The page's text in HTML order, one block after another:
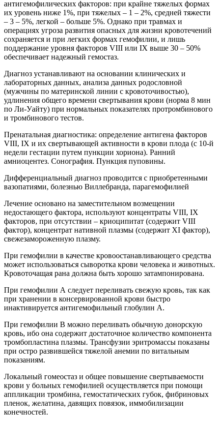
антигемофилических факторов: при крайне тяжелых формах
их уровень ниже 1%, при тяжелых – 1 – 2%, средней тяжести
– 3 – 5%, легкой – больше 5%. Однако при травмах и
операциях угроза развития опасных для жизни кровотечений
сохраняется и при легких формах гемофилии, и лишь
поддержание уровня факторов VIII или IХ выше 30 – 50%
обеспечивает надежный гемостаз.
Диагноз устанавливают на основании клинических и
лабораторных данных, анализа данных родословной
(мужчины по материнской линии с кровоточивостью),
удлинения общего времени свертывания крови (норма 8 мин
по Ли-Уайту) при нормальных показателях протромбинового
и тромбинового тестов.
Пренатальная диагностика: определение антигена факторов
VIII, IХ и их свертывающей активности в крови плода (с 10-й
недели гестации путем пункции хориона). Ранний
амниоцентез. Сонография. Пункция пуповины.
Дифференциальный диагноз проводится с приобретенными
вазопатиями, болезнью Виллебранда, парагемофилией
Лечение основано на заместительном возмещении
недостающего фактора, используют концентраты VIII, IХ
факторов, при отсутствии – криоципитат (содержит VIII
фактор), концентрат нативной плазмы (содержит ХI фактор),
свежезамороженную плазму.
При гемофилии в качестве кровоостанавливающего средства
может использоваться сыворотка крови человека и животных.
Кровоточащая рана должна быть хорошо затампонирована.
При гемофилии А следует переливать свежую кровь, так как
при хранении в консервированной крови быстро
инактивируется антигемофильный глобулин А.
При гемофилии В можно переливать обычную донорскую
кровь, ибо она содержит достаточное количество компонента
тромбопластина плазмы. Трансфузии эритромассы показаны
при остро развившейся тяжелой анемии по витальным
показаниям.
Локальный гомеостаз и общее повышение свертываемости
крови у больных гемофилией осуществляется при помощи
аппликации тромбина, гемостатических губок, фибриновых
пленок, желатина, давящих повязок, иммобилизации
конечностей.